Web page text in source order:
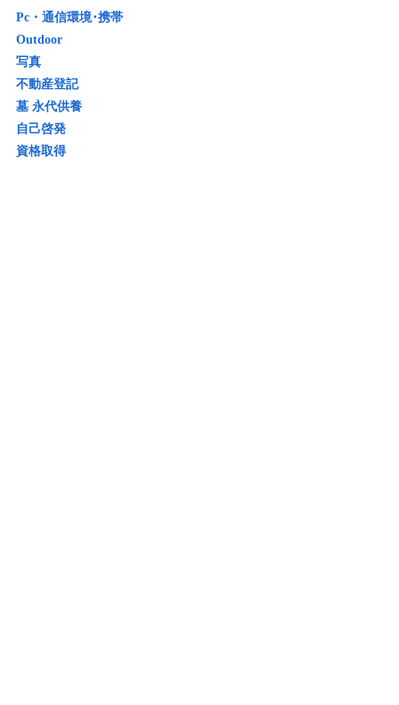
Pc・通信環境･携帯
Outdoor
写真
不動産登記
墓 永代供養
自己啓発
資格取得